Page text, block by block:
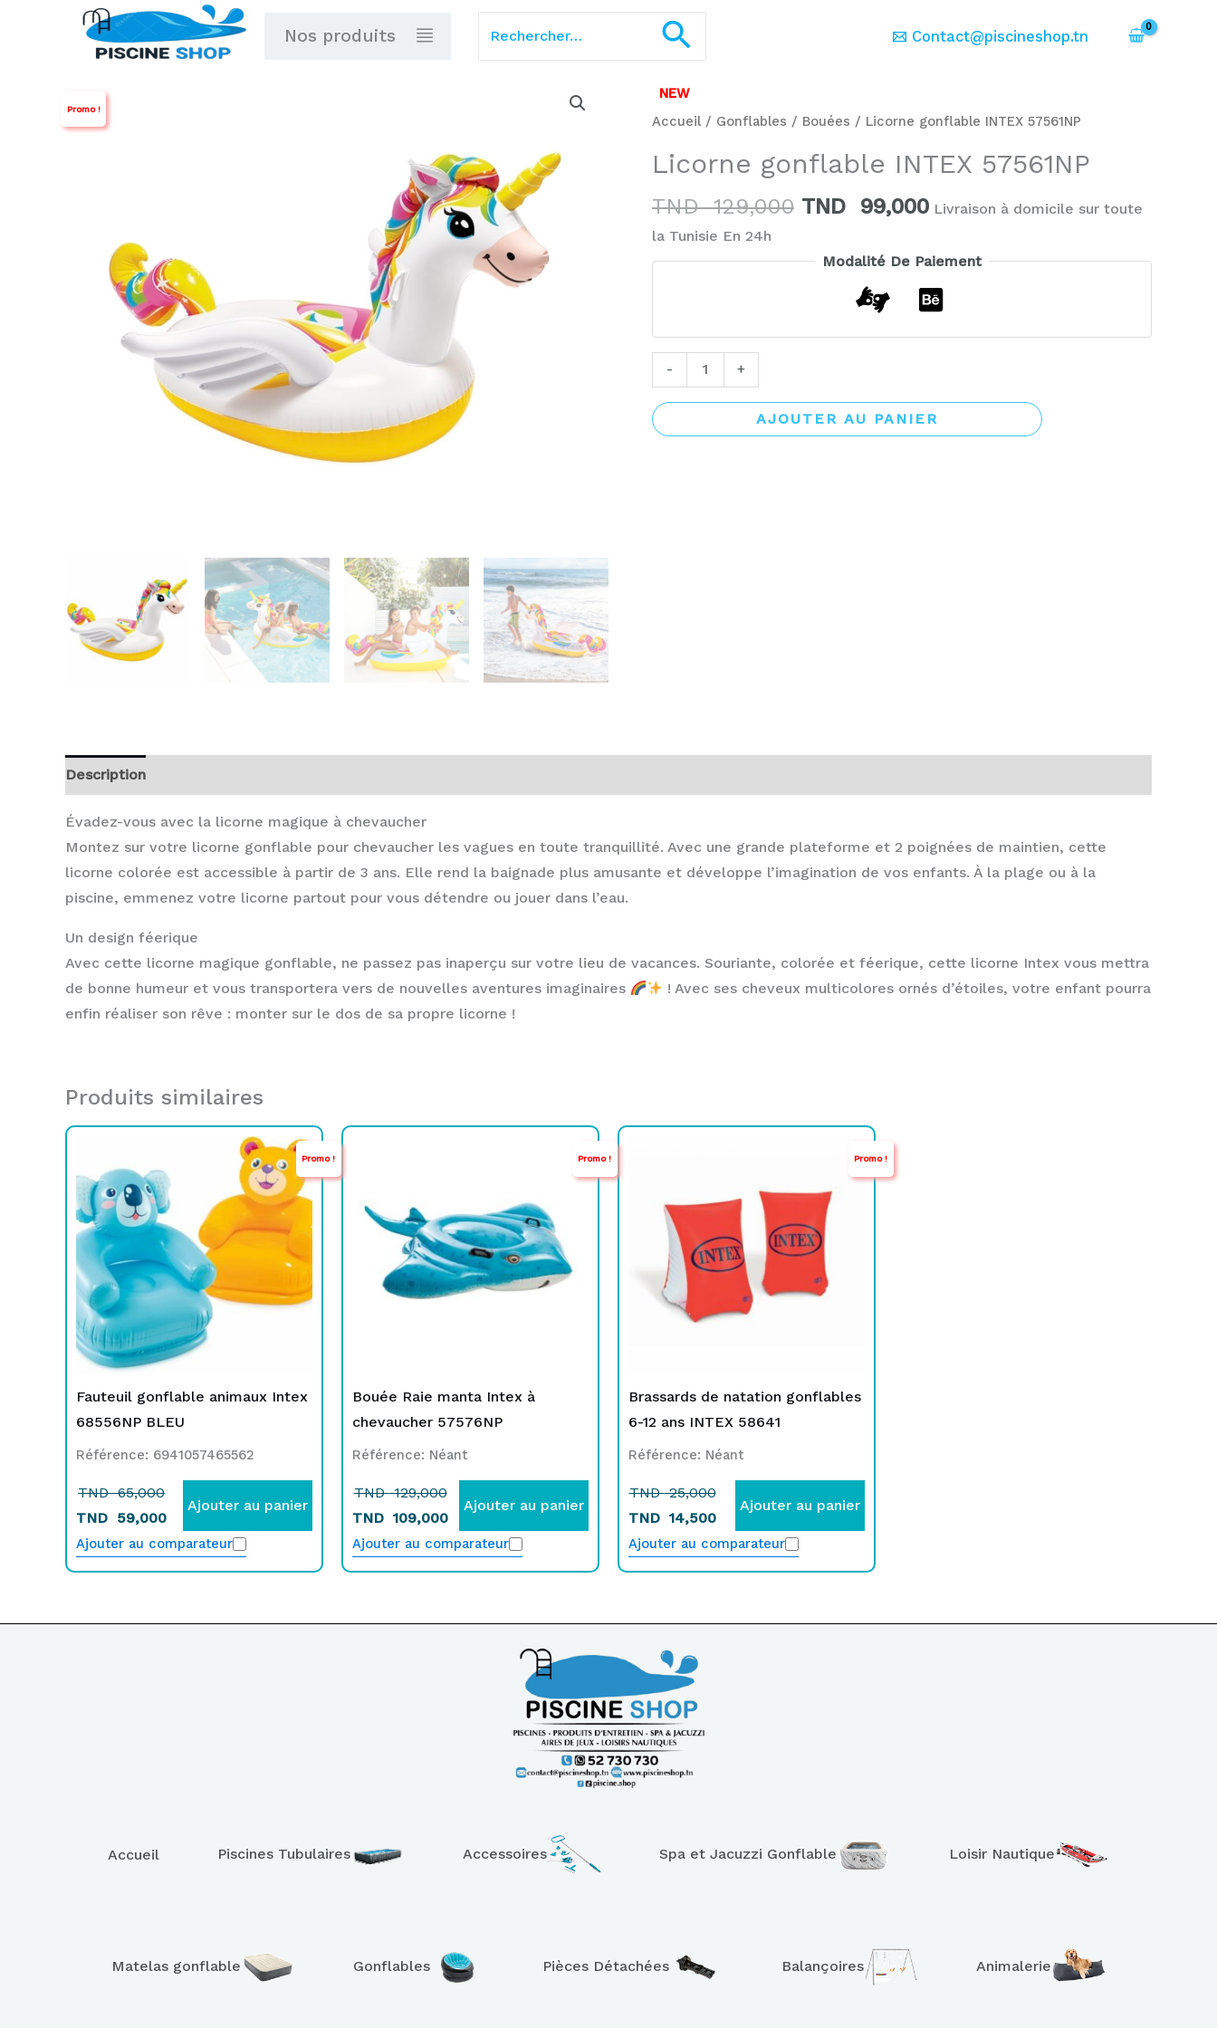
Nos produits Rechercher Contact@piscineshop.tn
Promo !
NEW
Accueil / Gonflables / Bouées / Licorne gonflable INTEX 57561NP
Licorne gonflable INTEX 57561NP
TND129,000
prix
initial
était :
129,000.
TND 99,000
prix
est :
99,000.
Livraison à domicile sur toute
la Tunisie En 24h
Modalité De Paiement
-
quantité
gonflable
57561NP
+
AJOUTER AU PANIER
Description
Évadez-vous avec la licorne magique à chevaucher
Montez sur votre licorne gonflable pour chevaucher les vagues en toute tranquillité. Avec une grande plateforme et 2 poignées de maintien, cette
licorne colorée est accessible à partir de 3 ans. Elle rend la baignade plus amusante et développe l’imagination de vos enfants. À la plage ou à la
piscine, emmenez votre licorne partout pour vous détendre ou jouer dans l’eau.
Un design féerique
Avec cette licorne magique gonflable, ne passez pas inaperçu sur votre lieu de vacances. Souriante, colorée et féerique, cette licorne Intex vous mettra
de bonne humeur et vous transportera vers de nouvelles aventures imaginaires
! Avec ses cheveux multicolores ornés d’étoiles, votre enfant pourra
enfin réaliser son rêve : monter sur le dos de sa propre licorne !
Produits similaires
Promo !
Fauteuil gonflable animaux Intex
68556NP BLEU
Référence: 6941057465562
TND65,000
initial
était :
65,000.
TND 59,000
actuel
est :
59,000.
Ajouter au panier
Ajouter au comparateur
Promo !
Bouée Raie manta Intex à
chevaucher 57576NP
Référence: Néant
TND129,000
était :
TND
129,000.
TND 109,000
est :
TND
109,000.
Ajouter au panier
Ajouter au comparateur
Promo !
Brassards de natation gonflables
6-12 ans INTEX 58641
Référence: Néant
TND25,000
était :
TND
25,000.
TND 14,500
est :
TND
14,500.
Ajouter au panier
Ajouter au comparateur
Accueil Piscines Tubulaires Accessoires Spa et Jacuzzi Gonflable Loisir Nautique
Matelas gonflable Gonflables Pièces Détachées Balançoires Animalerie